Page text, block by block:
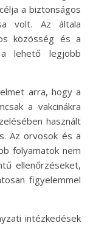
a biztonságos
volt. Az általa
közösség és a
lehető legjobb
arra, hogy a
a vakcinákra
használt
Az orvosok és a
folyamatok nem
ellenőrzéseket,
figyelemmel
intézkedések